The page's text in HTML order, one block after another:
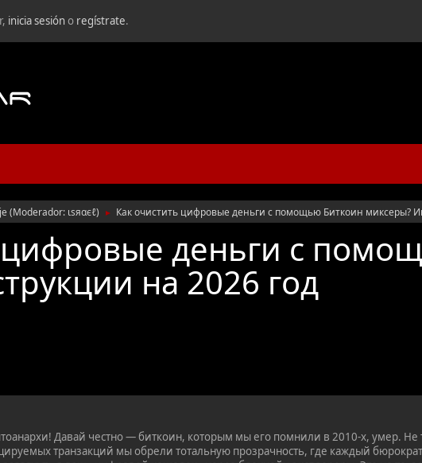
inicia sesióno regístrate.
(Moderador: ιѕяαєℓ) ► Как очистить цифровые деньги с помощью Биткоин миксеры?
цифровые деньги с
на 2026 год
Давай честно — биткоин, которым мы его помнили в 2010-х, умер.
транзакций мы обрели тотальную прозрачность, где каждый